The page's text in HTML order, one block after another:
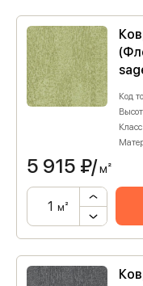
Код
5 915 ₽/м²
м²